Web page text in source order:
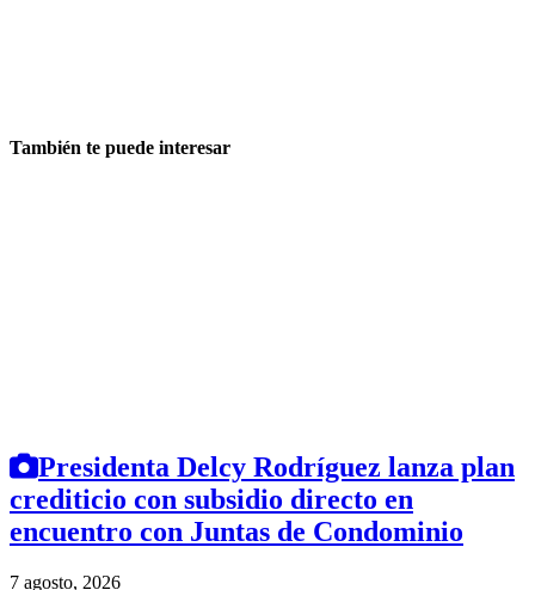
También te puede interesar
Presidenta Delcy Rodríguez lanza plan
crediticio con subsidio directo en
encuentro con Juntas de Condominio
7 agosto, 2026